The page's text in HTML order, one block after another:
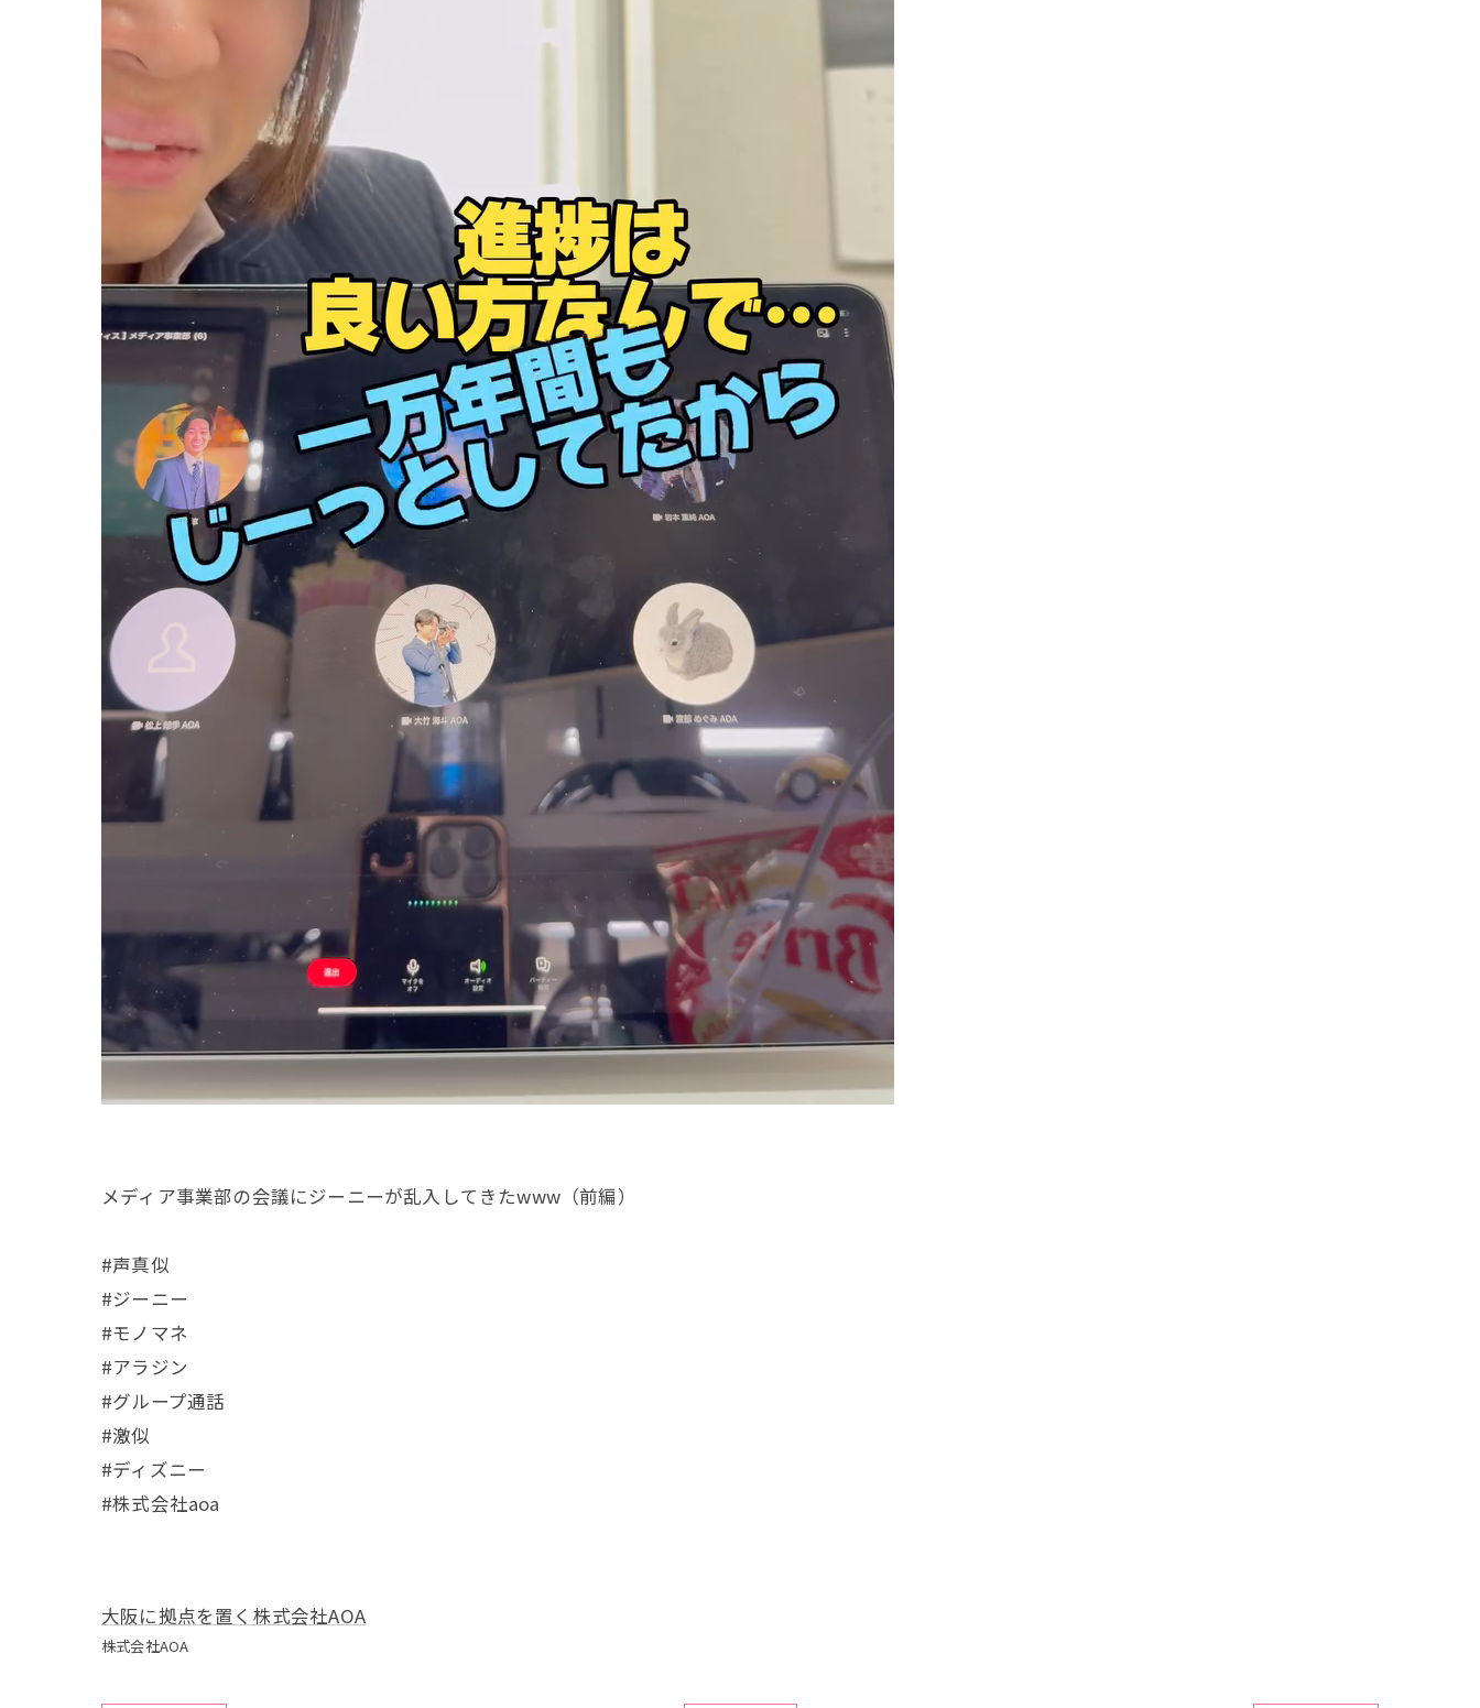
メディア事業部の会議にジーニーが乱入してきたwww（前編）
#声真似
#ジーニー
#モノマネ
#アラジン
#グループ通話
#激似
#ディズニー
#株式会社aoa
大阪に拠点を置く株式会社AOA
株式会社AOA